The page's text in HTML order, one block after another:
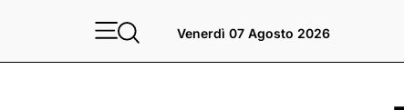
Venerdì 07 Agosto 2026